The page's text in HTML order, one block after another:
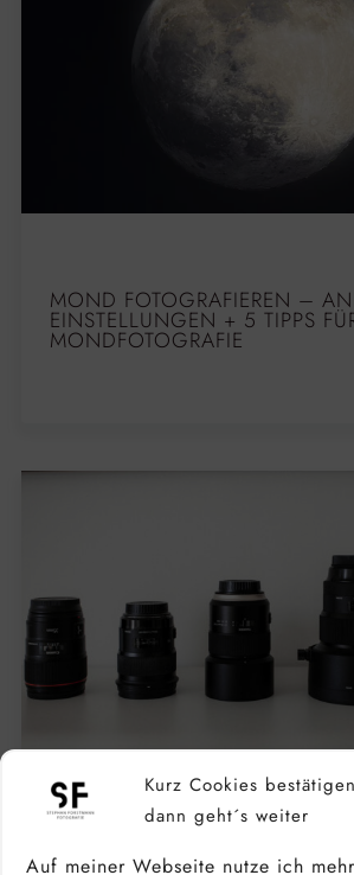
Kurz Cookies
dann geht´s weiter
Auf meiner Webseite nutze ich
MOND FOTOGRAFIEREN –
EINSTELLUNGEN + 5 TIPPS
MONDFOTOGRAFIE